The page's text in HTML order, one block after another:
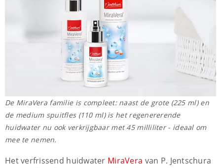
De MiraVera familie is compleet: naast de grote (225 ml) en
de medium spuitfles (110 ml) is het regenererende
huidwater nu ook verkrijgbaar met 45 milliliter - ideaal om
mee te nemen.
Het verfrissend huidwater MiraVera van P. Jentschura